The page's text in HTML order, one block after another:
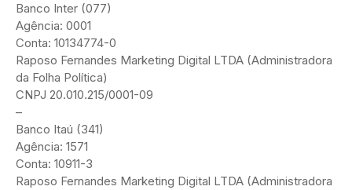
Banco Inter (077)
Agência: 0001
Conta: 10134774-0
Raposo Fernandes Marketing Digital LTDA (Administradora
da Folha Política)
CNPJ 20.010.215/0001-09
–
Banco Itaú (341)
Agência: 1571
Conta: 10911-3
Raposo Fernandes Marketing Digital LTDA (Administradora